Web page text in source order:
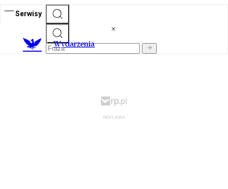
Serwisy
Wydarzenia